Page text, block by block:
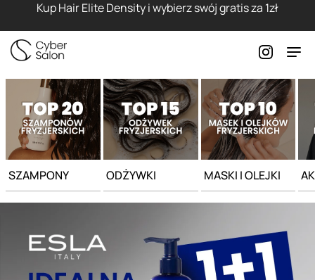
Kup Hair Elite Density i wybierz swój gratis za 1zł
SZAMPONY ODŻYWKI MASKI I OLEJKI
Strona główna - Cyber Salon